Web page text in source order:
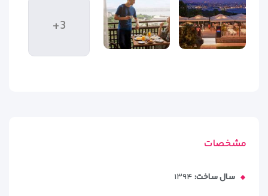
فعلی تکنولوژی مورد نیاز، و کاربردهای متنوع با هدف بهبود
ابزارهای کاربردی می باشد، کتابهای زیادی در شصت و سه درصد
گذشته حال و آینده، شناخت فراوان جامعه و متخصصان را می طلبد،
تا با نرم افزارها شناخت بیشتری را برای طراحان رایانه ای علی
+3
مشخصات
سال ساخت:۱۳۹۴